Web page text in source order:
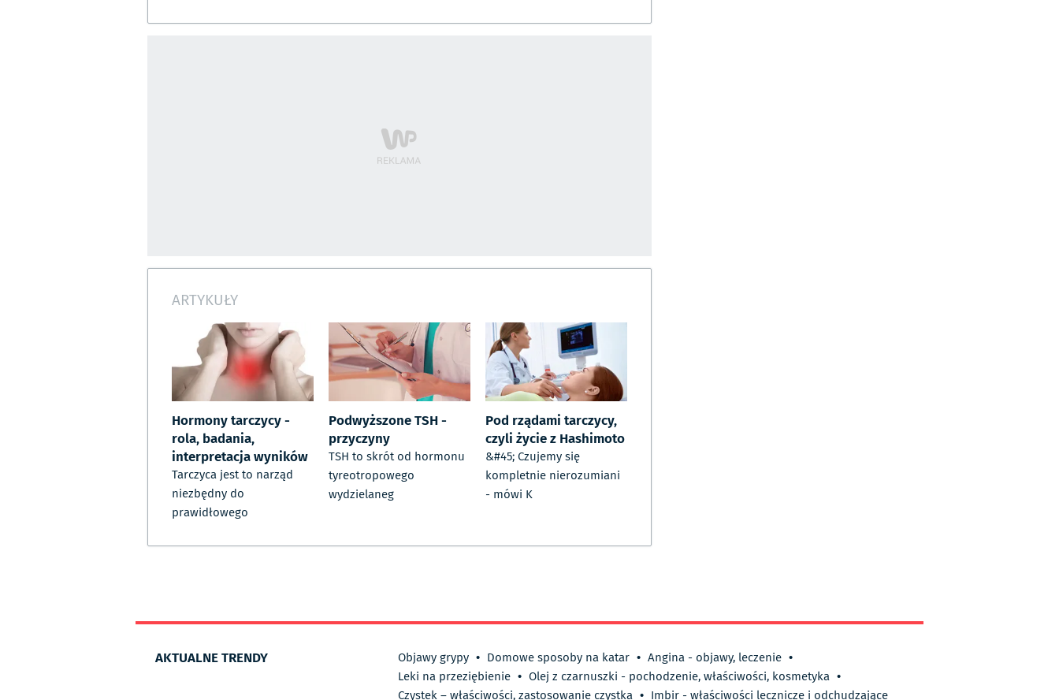
ARTYKUŁY
Hormony tarczycy -
rola, badania,
interpretacja wyników
Tarczyca jest to narząd
niezbędny do
prawidłowego
Podwyższone TSH -
przyczyny
TSH to skrót od hormonu
tyreotropowego
wydzielaneg
Pod rządami tarczycy,
czyli życie z Hashimoto
&#45; Czujemy się
kompletnie nierozumiani
- mówi K
AKTUALNE TRENDY Objawy grypy • Domowe sposoby na katar • Angina - objawy, leczenie •
Leki na przeziębienie • Olej z czarnuszki - pochodzenie, właściwości, kosmetyka •
Czystek – właściwości, zastosowanie czystka • Imbir - właściwości lecznicze i odchudzające